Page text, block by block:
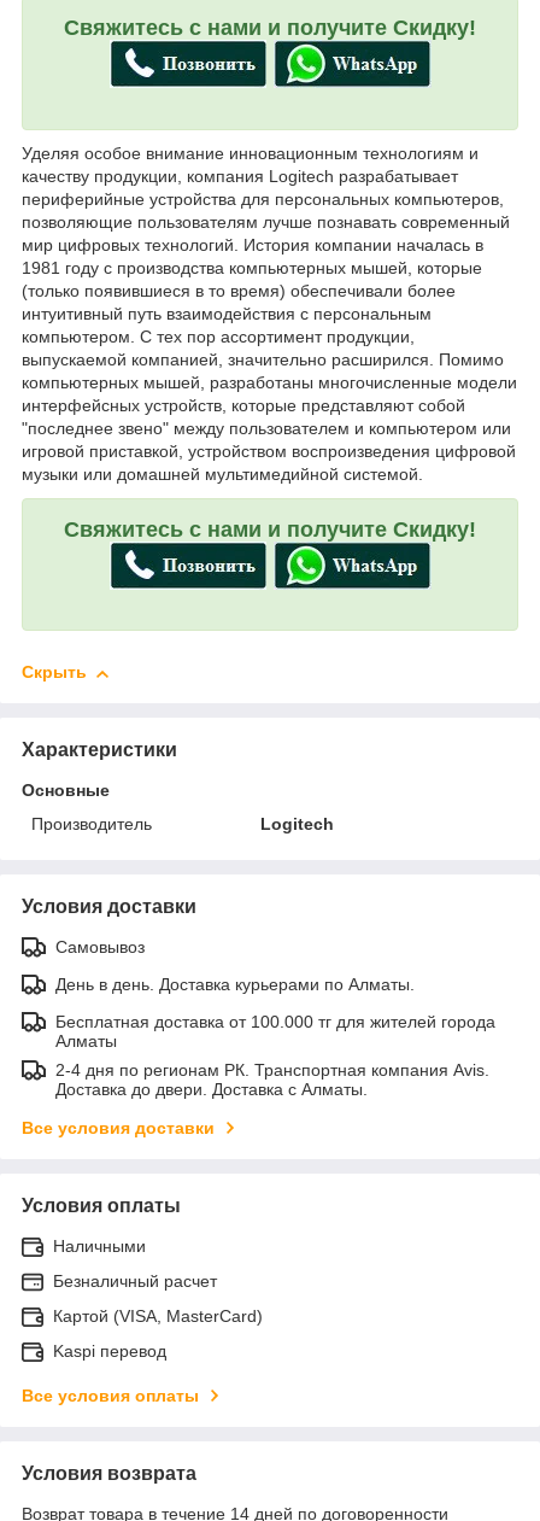
Свяжитесь с нами и получите Скидку!
Уделяя особое внимание инновационным технологиям и
качеству продукции, компания Logitech разрабатывает
периферийные устройства для персональных компьютеров,
позволяющие пользователям лучше познавать современный
мир цифровых технологий. История компании началась в
1981 году с производства компьютерных мышей, которые
(только появившиеся в то время) обеспечивали более
интуитивный путь взаимодействия с персональным
компьютером. С тех пор ассортимент продукции,
выпускаемой компанией, значительно расширился. Помимо
компьютерных мышей, разработаны многочисленные модели
интерфейсных устройств, которые представляют собой
"последнее звено" между пользователем и компьютером или
игровой приставкой, устройством воспроизведения цифровой
музыки или домашней мультимедийной системой.
Свяжитесь с нами и получите Скидку!
Скрыть
Характеристики
Основные
Производитель
Logitech
Условия доставки
Самовывоз
День в день. Доставка курьерами по Алматы.
Бесплатная доставка от 100.000 тг для жителей города
Алматы
2-4 дня по регионам РК. Транспортная компания Avis.
Доставка до двери. Доставка с Алматы.
Все условия доставки
Условия оплаты
Наличными
Безналичный расчет
Картой (VISA, MasterCard)
Kaspi перевод
Все условия оплаты
Условия возврата
Возврат товара в течение 14 дней по договоренности